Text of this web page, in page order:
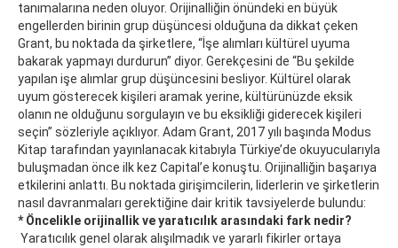
tanımalarına neden oluyor. Orijinalliğin önündeki en büyük
engellerden birinin grup düşüncesi olduğuna da dikkat çeken
Grant, bu noktada da şirketlere, “İşe alımları kültürel uyuma
bakarak yapmayı durdurun” diyor. Gerekçesini de “Bu şekilde
yapılan işe alımlar grup düşüncesini besliyor. Kültürel olarak
uyum gösterecek kişileri aramak yerine, kültürünüzde eksik
olanın ne olduğunu sorgulayın ve bu eksikliği giderecek kişileri
seçin” sözleriyle açıklıyor. Adam Grant, 2017 yılı başında Modus
Kitap tarafından yayınlanacak kitabıyla Türkiye’de okuyucularıyla
buluşmadan önce ilk kez Capital’e konuştu. Orijinalliğin başarıya
etkilerini anlattı. Bu noktada girişimcilerin, liderlerin ve şirketlerin
nasıl davranmaları gerektiğine dair kritik tavsiyelerde bulundu:
* Öncelikle orijinallik ve yaratıcılık arasındaki fark nedir?
Yaratıcılık genel olarak alışılmadık ve yararlı fikirler ortaya